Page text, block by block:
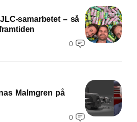
samarbetet – så
0
Malmgren på
0